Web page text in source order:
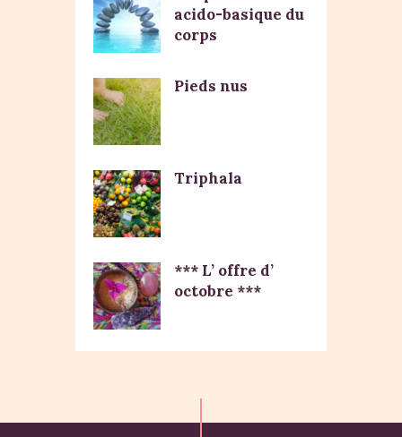
acido-basique du
corps
Pieds nus
Triphala
*** L’ offre d’
octobre ***